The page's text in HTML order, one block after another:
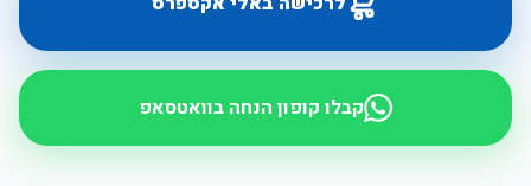
קבלו קופון הנחה בוואטסאפ